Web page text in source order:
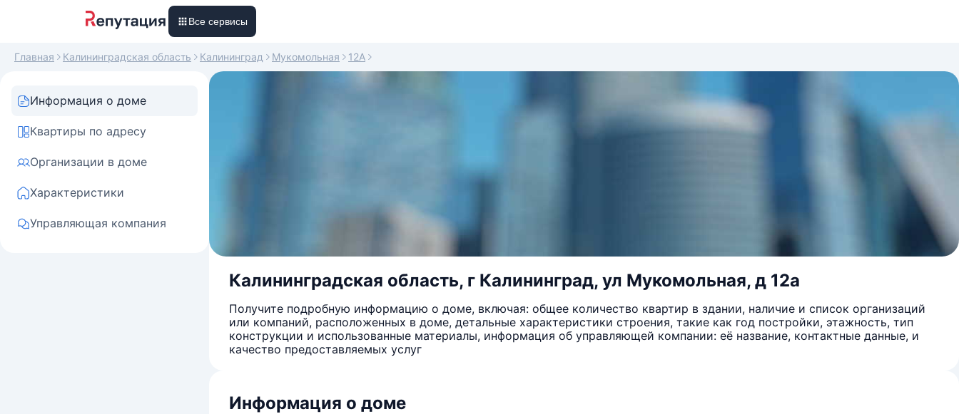
Все сервисы
Главная Калининградская область Калининград Мукомольная 12А
Информация о доме
Квартиры по адресу
Организации в доме
Характеристики
Управляющая компания
Калининградская область, г Калининград, ул Мукомольная, д 12а
Получите подробную информацию о доме, включая: общее количество квартир в здании, наличие и список организаций
или компаний, расположенных в доме, детальные характеристики строения, такие как год постройки, этажность, тип
конструкции и использованные материалы, информация об управляющей компании: её название, контактные данные, и
качество предоставляемых услуг
Информация о доме